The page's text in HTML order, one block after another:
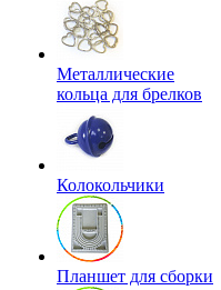
Металлические
кольца для брелков
Колокольчики
Планшет для сборки